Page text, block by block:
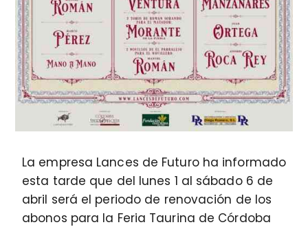
La empresa Lances de Futuro ha informado
esta tarde que del lunes 1 al sábado 6 de
abril será el periodo de renovación de los
abonos para la Feria Taurina de Córdoba